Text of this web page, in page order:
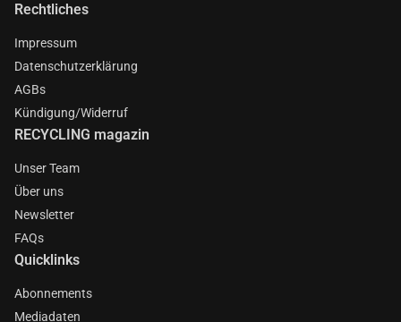
Rechtliches
Impressum
Datenschutzerklärung
AGBs
Kündigung/Widerruf
RECYCLING magazin
Unser Team
Über uns
Newsletter
FAQs
Quicklinks
Abonnements
Mediadaten